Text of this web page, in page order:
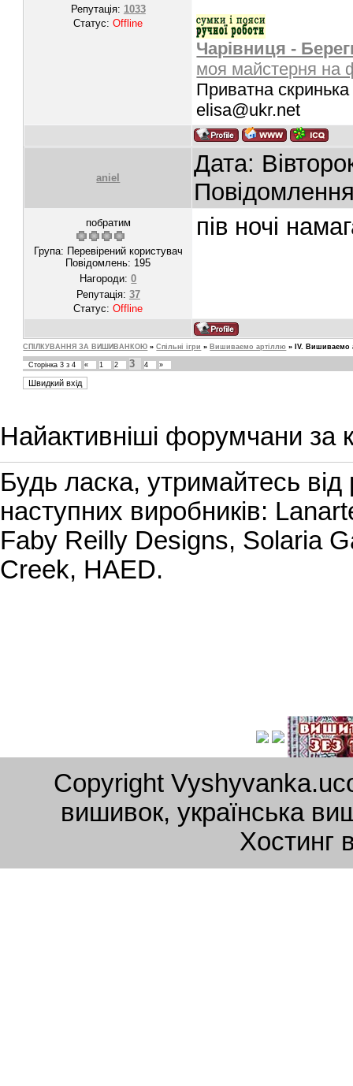
Репутація: 1033
Статус:Offline
Чарівниця -
моя майстерня на
Приватна
elisa@ukr.net
aniel
Дата:
побратим
Група: Перевірений користувач
Повідомлень: 195
Нагороди:0
Репутація: 37
Статус:Offline
пів ночі
СПІЛКУВАННЯ ЗА ВИШИВАНКОЮ » Спільні ігри » Вишиваємо артіллю » IV. Вишиваємо
Сторінка3 з4 « 1 2 3 4 »
Найактивніші форумчани за
Будь ласка, утримайтесь
наступних виробників:
Faby Reilly Designs, Solaria
Creek, HAED.
Copyright
вишивок, українська
Хостинг